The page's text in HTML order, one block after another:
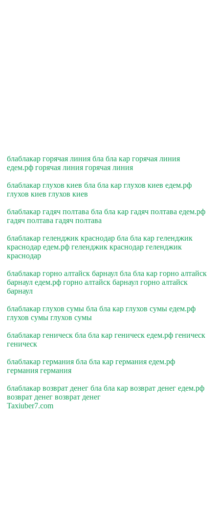
блаблакар горячая линия бла бла кар горячая линия
едем.рф горячая линия горячая линия
блаблакар глухов киев бла бла кар глухов киев едем.рф
глухов киев глухов киев
блаблакар гадяч полтава бла бла кар гадяч полтава едем.рф
гадяч полтава гадяч полтава
блаблакар геленджик краснодар бла бла кар геленджик
краснодар едем.рф геленджик краснодар геленджик
краснодар
блаблакар горно алтайск барнаул бла бла кар горно алтайск
барнаул едем.рф горно алтайск барнаул горно алтайск
барнаул
блаблакар глухов сумы бла бла кар глухов сумы едем.рф
глухов сумы глухов сумы
блаблакар геническ бла бла кар геническ едем.рф геническ
геническ
блаблакар германия бла бла кар германия едем.рф
германия германия
блаблакар возврат денег бла бла кар возврат денег едем.рф
возврат денег возврат денег
Taxiuber7.com